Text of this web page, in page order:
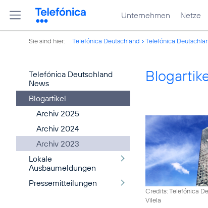
Unternehmen Netze
Sie sind hier: Telefónica Deutschland Telefónica
Telefónica Deutschland
News
Blogartikel
Archiv 2025
Archiv 2024
Archiv 2023
Lokale
Ausbaumeldungen
Pressemitteilungen
Credits: Telefónica
Vilela